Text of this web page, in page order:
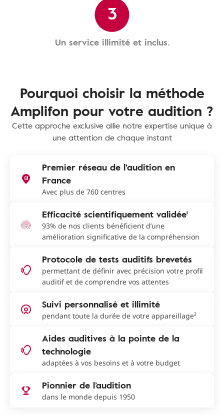
3
Un service illimité et inclus.
Pourquoi choisir la méthode
Amplifon pour votre audition ?
Cette approche exclusive allie notre expertise unique à
une attention de chaque instant
Premier réseau de l'audition en
France
Avec plus de 760 centres
Efficacité scientifiquement validée¹
93% de nos clients bénéficient d’une
amélioration significative de la compréhension
Protocole de tests auditifs brevetés
permettant de définir avec précision votre profil
auditif et de comprendre vos attentes
Suivi personnalisé et illimité
pendant toute la durée de votre appareillage²
Aides auditives à la pointe de la
technologie
adaptées à vos besoins et à votre budget
Pionnier de l’audition
dans le monde depuis 1950